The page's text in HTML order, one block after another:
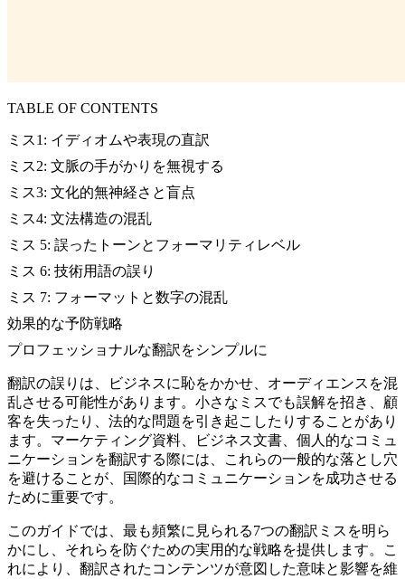
TABLE OF CONTENTS
ミス1: イディオムや表現の直訳
ミス2: 文脈の手がかりを無視する
ミス3: 文化的無神経さと盲点
ミス4: 文法構造の混乱
ミス 5: 誤ったトーンとフォーマリティレベル
ミス 6: 技術用語の誤り
ミス 7: フォーマットと数字の混乱
効果的な予防戦略
プロフェッショナルな翻訳をシンプルに
翻訳の誤りは、ビジネスに恥をかかせ、オーディエンスを混
乱させる可能性があります。小さなミスでも誤解を招き、顧
客を失ったり、法的な問題を引き起こしたりすることがあり
ます。マーケティング資料、ビジネス文書、個人的なコミュ
ニケーションを翻訳する際には、これらの一般的な落とし穴
を避けることが、国際的なコミュニケーションを成功させる
ために重要です。
このガイドでは、最も頻繁に見られる7つの翻訳ミスを明ら
かにし、それらを防ぐための実用的な戦略を提供します。こ
れにより、翻訳されたコンテンツが意図した意味と影響を維